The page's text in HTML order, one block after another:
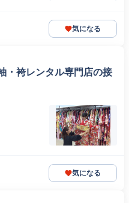
気になる
・袴レンタル専門店の接
気になる